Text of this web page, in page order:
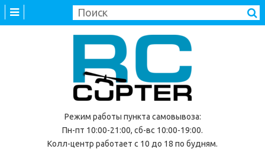
Режим работы пункта самовывоза:
Пн-пт 10:00-21:00, сб-вс 10:00-19:00.
Колл-центр работает с 10 до 18 по будням.